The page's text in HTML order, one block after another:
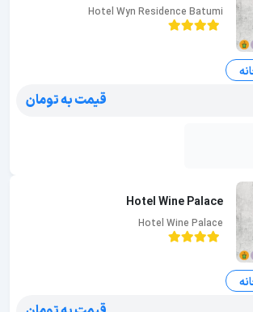
Hotel Wyn Residence Batumi
قیمت به تومان
Hotel Wine Palace
Hotel Wine Palace